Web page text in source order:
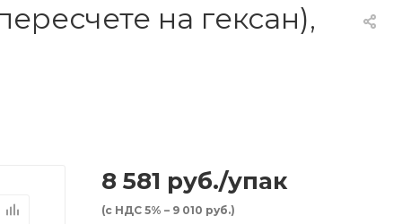
на гексан),
8 581 руб./упак
(с НДС 5% – 9 010 руб.)